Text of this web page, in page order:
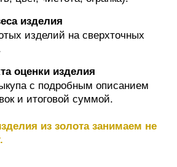
изделия
изделий на сверхточных
оценки изделия
с подробным описанием
и итоговой суммой.
из золота занимаем не